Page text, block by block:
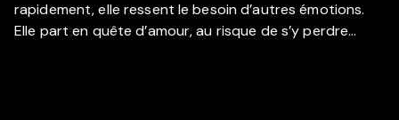
rapidement, elle ressent le besoin d’autres émotions.
Elle part en quête d’amour, au risque de s’y perdre…